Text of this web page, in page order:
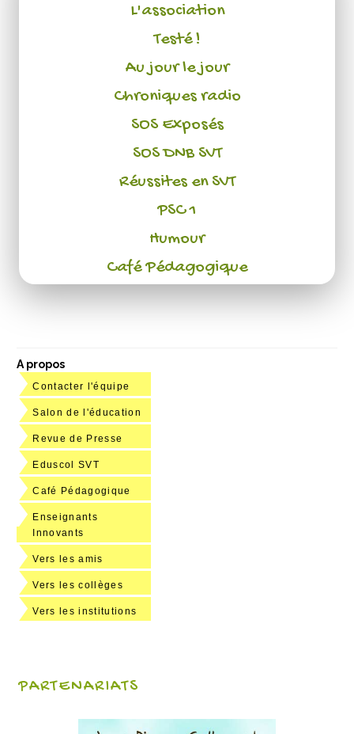
L'association
Testé !
Au jour le jour
Chroniques radio
SOS Exposés
SOS DNB SVT
Réussites en SVT
PSC 1
Humour
Café Pédagogique
A propos
Contacter l'équipe
Salon de l'éducation
Revue de Presse
Eduscol SVT
Café Pédagogique
Enseignants
Innovants
Vers les amis
Vers les collèges
Vers les institutions
PARTENARIATS